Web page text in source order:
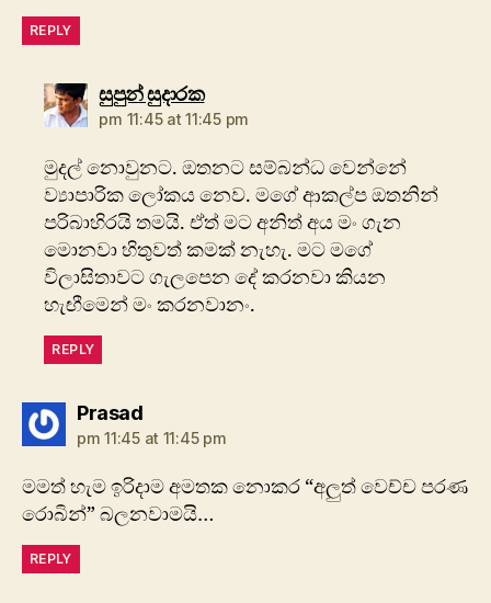
REPLY
සුපුන් සුදාරකsays:
pm 11:45 at 11:45 pm
මුදල් නොවුන‍ට. ඔතනට සම්බන්ධ වෙන්නේ
ව්‍යාපාරික ලෝකය නෙව. මගේ ආකල්ප ඔතනින්
පරිබාහිරයි තමයි. ඒත් මට අනිත් අය මං ගැන
මොනවා හිතුවත් කමක් නැහැ. මට මගේ
විලාසිතාවට ගැලපෙන දේ කරනවා කියන
හැඟීමෙන් මං කරනවානං.
REPLY
Prasadsays:
pm 11:45 at 11:45 pm
මමත් හැම ඉරිදාම අමතක නොකර “අලුත් වෙච්ච පරණ
රොබින්” බලනවාමයි…
REPLY